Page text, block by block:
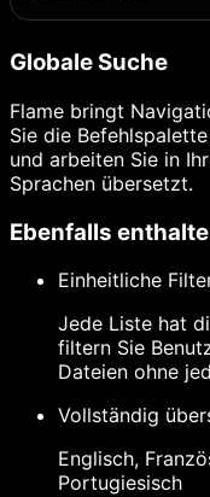
Globale Suche
Flame bringt
Sie die
und arbeiten Sie in
Sprachen übersetzt.
Ebenfalls
Einheitliche
Jede Liste hat
filtern Sie
Dateien ohne
Vollständig
Englisch,
Portugiesisch